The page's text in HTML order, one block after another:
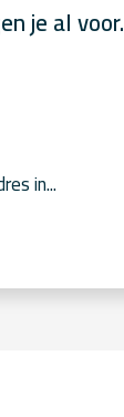
je al voor.